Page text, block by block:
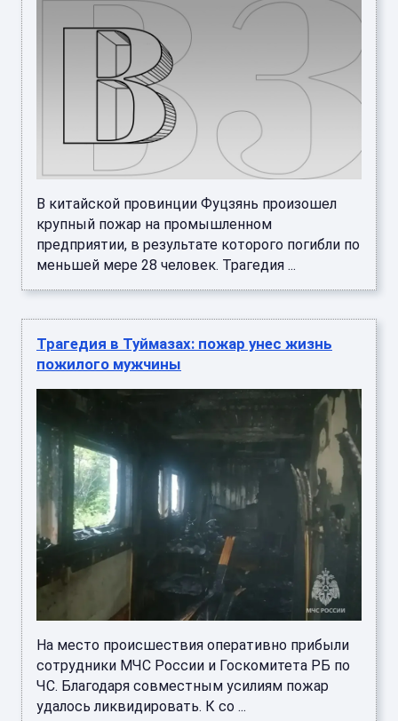
В китайской провинции Фуцзянь произошел
крупный пожар на промышленном
предприятии, в результате которого погибли по
меньшей мере 28 человек. Трагедия ...
Трагедия в Туймазах: пожар унес жизнь
пожилого мужчины
На место происшествия оперативно прибыли
сотрудники МЧС России и Госкомитета РБ по
ЧС. Благодаря совместным усилиям пожар
удалось ликвидировать. К со ...